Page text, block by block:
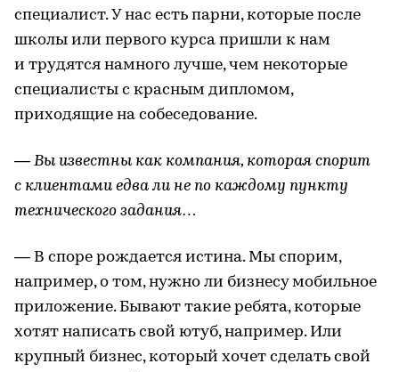
специалист. У нас есть парни, которые после
школы или первого курса пришли к нам
и трудятся намного лучше, чем некоторые
специалисты с красным дипломом,
приходящие на собеседование.
— Вы известны как компания, которая спорит
с клиентами едва ли не по каждому пункту
технического задания…
— В споре рождается истина. Мы спорим,
например, о том, нужно ли бизнесу мобильное
приложение. Бывают такие ребята, которые
хотят написать свой ютуб, например. Или
крупный бизнес, который хочет сделать свой